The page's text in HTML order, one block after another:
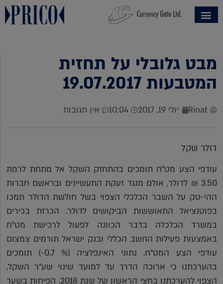
מבט גלובלי על תחזית
המטבעות 19.07.2017
Rinat יולי 19, 2017 10:04 אין תגובות
דולר שקל
עודפי הצע מט"ח תומכים בהתחזק השקל אל מתחת לרמת
3.50 ₪ לדולר, אולם מנגד זעקת התעשיינים ובראשם חברות
ההי-טק על השבר הכלכלי הצפוי בשל חולשת הדולר תמכו
בפוטנציאל התאוששות הביקושים לדולר. הכרזת בכירים
במשרד הכלכלה בדבר הכוונה לפעול לרכישת מט"ח
באמצעות פעילות החשב הכללי ובנק ישראל תורמים צמצום
עודפי הצע המט"ח. נתוני האינפלציה (% 0.7-) תומכים
בהערכתנו כי ארוכה הדרך עד למועד שינוי שע"ר השקל,
הצפוי להערכתנו בחצי הראשון של שנת 2018. הפיחות בשער